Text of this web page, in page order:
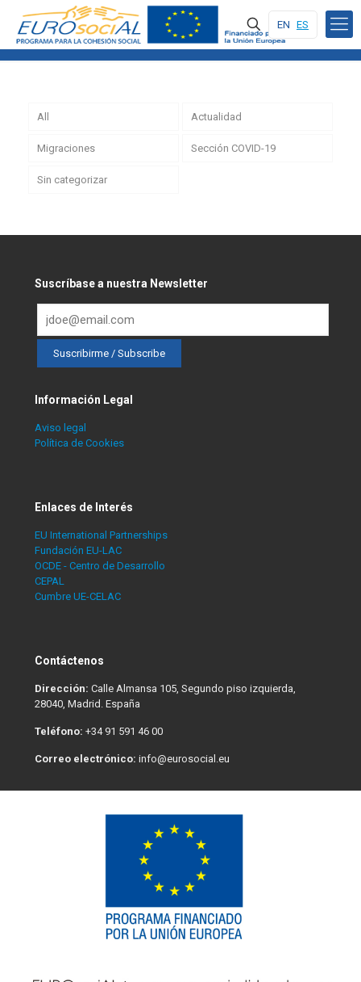
EN ES
All Actualidad
Migraciones Sección COVID-19
Sin categorizar
Suscríbase a nuestra Newsletter
Información Legal
Aviso legal
Política de Cookies
Enlaces de Interés
EU International Partnerships
Fundación EU-LAC
OCDE - Centro de Desarrollo
CEPAL
Cumbre UE-CELAC
Contáctenos
Dirección: Calle Almansa 105, Segundo piso izquierda,
28040, Madrid. España
Teléfono: +34 91 591 46 00
Correo electrónico: info@eurosocial.eu